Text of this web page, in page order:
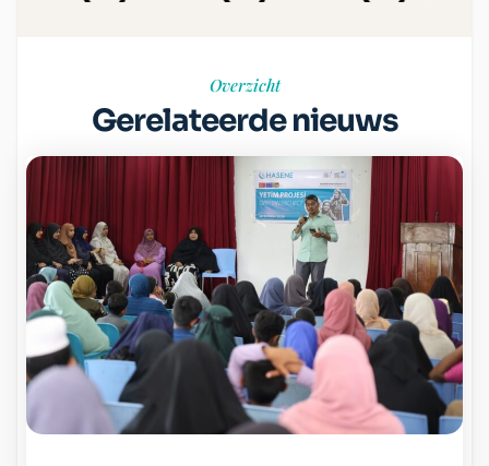
Overzicht
Gerelateerde nieuws